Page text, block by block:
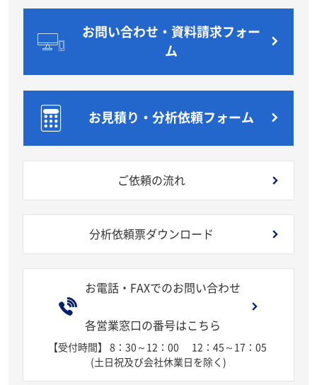
お問い合わせ・資料請求フォー
ム
お見積り・分析依頼フォーム
ご依頼の流れ
分析依頼票ダウンロード
お電話・FAXでのお問い合わせ
各営業窓口の番号はこちら
【受付時間】 8：30～12：00
12：45～17：05
(土日祝及び会社休業日を除く)